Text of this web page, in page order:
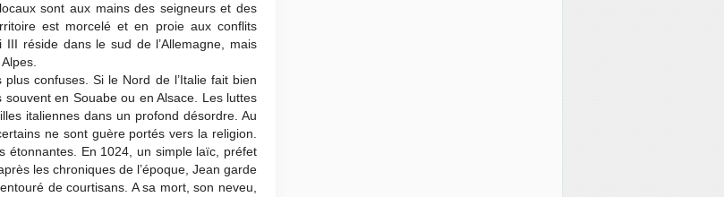
sont aux mains des seigneurs et des
est morcelé et en proie aux conflits
III réside dans le sud de l’Allemagne, mais
confuses. Si le Nord de l’Italie fait bien
en Souabe ou en Alsace. Les luttes
italiennes dans un profond désordre. Au
ne sont guère portés vers la religion.
étonnantes. En 1024, un simple laïc, préfet
les chroniques de l’époque, Jean garde
de courtisans. A sa mort, son neveu,